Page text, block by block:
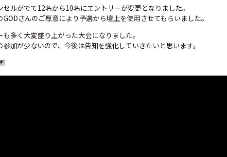
セルがでて12名から10名にエントリーが変更となりました。
GODさんのご厚意により予選から壇上を使用させてもらいました。
も多く大変盛り上がった大会になりました。
参加が少ないので、今後は告知を強化していきたいと思います。